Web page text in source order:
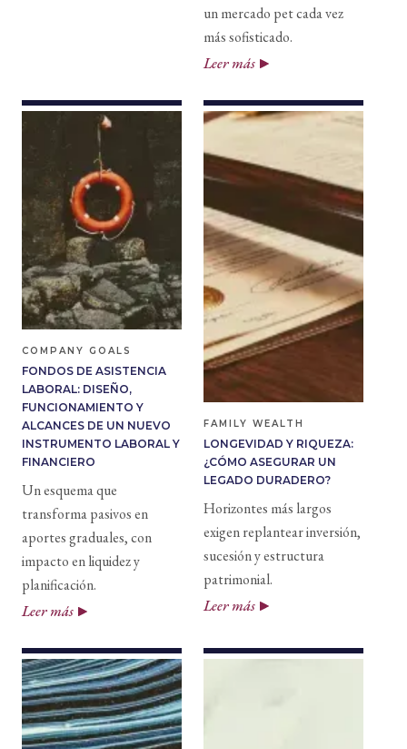
un mercado pet cada vez
más sofisticado.
Leer más
COMPANY GOALS
FONDOS DE ASISTENCIA
LABORAL: DISEÑO,
FUNCIONAMIENTO Y
ALCANCES DE UN NUEVO
INSTRUMENTO LABORAL Y
FINANCIERO
Un esquema que
transforma pasivos en
aportes graduales, con
impacto en liquidez y
planificación.
Leer más
FAMILY WEALTH
LONGEVIDAD Y RIQUEZA:
¿CÓMO ASEGURAR UN
LEGADO DURADERO?
Horizontes más largos
exigen replantear inversión,
sucesión y estructura
patrimonial.
Leer más